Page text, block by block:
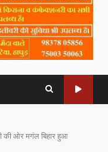
की ओर मगंल बिहार हुआ